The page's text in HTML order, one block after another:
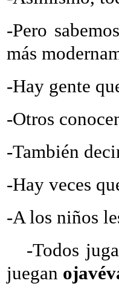
-Pero
más
-Hay gente
-Otros
-También
-Hay veces
-A los niños
-Todos
juegan